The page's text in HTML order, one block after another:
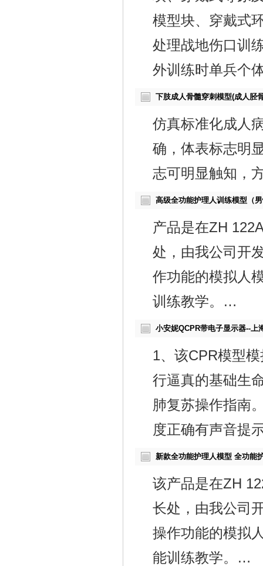
模型块、穿戴式
处理战地伤口训
外训练时单兵个
下肢成人骨髓穿刺模型(成人胫
仿真标准化成人
确，体表标志明
志可明显触知，
高级全功能护理人训练模型（
产品是在ZH
处，由我公司开
作功能的模拟人
训练教学。…
小安妮QCPR带电子显示器--上
1、该CPR模型
行逼真的基础生
肺复苏操作指南
度正确有声音提
新款全功能护理人模型 全功能
该产品是在ZH
长处，由我公司
操作功能的模拟
能训练教学。…